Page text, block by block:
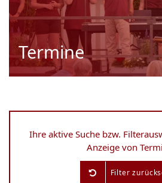
Termine
Ihre aktive Suche bzw.
Anzeige von
Filter